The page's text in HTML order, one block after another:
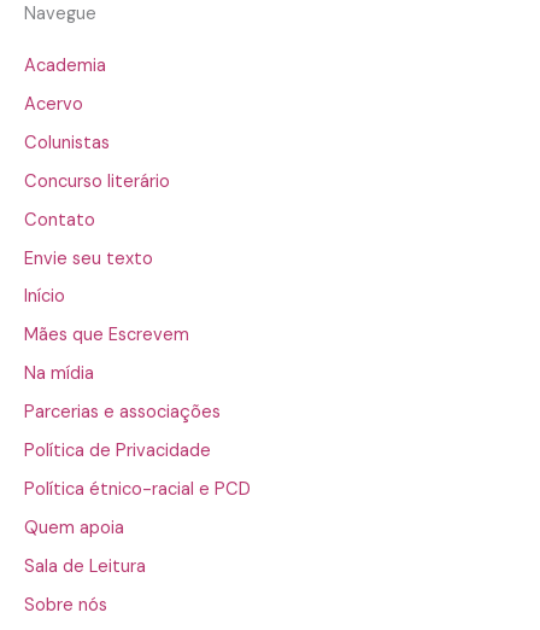
Navegue
Academia
Acervo
Colunistas
Concurso literário
Contato
Envie seu texto
Início
Mães que Escrevem
Na mídia
Parcerias e associações
Política de Privacidade
Política étnico-racial e PCD
Quem apoia
Sala de Leitura
Sobre nós